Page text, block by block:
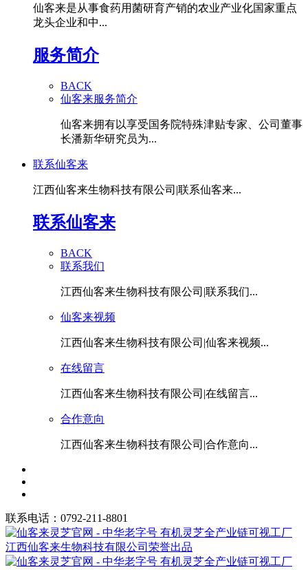
仙客来是从事食药用菌研育产销的农业产业化国家重点
龙头企业和中...
服务简介
BACK
仙客来服务简介
仙客来拥有以享受国务院特殊津贴专家、公司董事
长潘新华研究员为...
联系仙客来
江西仙客来生物科技有限公司|联系仙客来...
联系仙客来
BACK
联系我们
江西仙客来生物科技有限公司|联系我们...
仙客来视频
江西仙客来生物科技有限公司|仙客来视频...
在线留言
江西仙客来生物科技有限公司|在线留言...
合作意向
江西仙客来生物科技有限公司|合作意向...
联系电话：0792-211-8801